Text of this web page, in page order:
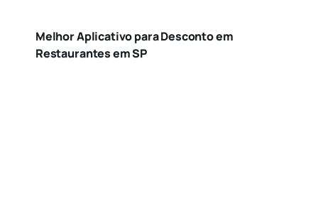
Melhor Aplicativo para Desconto em
Restaurantes em SP